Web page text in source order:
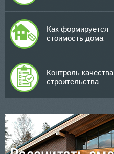
Как формируется
стоимость дома
Контроль качества
строительства